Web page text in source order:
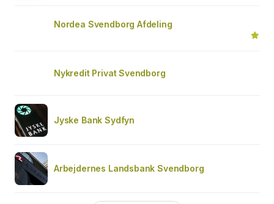
Nordea Svendborg Afdeling
Nykredit Privat Svendborg
Jyske Bank Sydfyn
Arbejdernes Landsbank Svendborg